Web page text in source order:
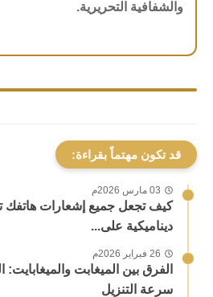
والشفافية التحريرية.
قد تكون مهتماً بقراءة:
03 مارس 2026م
كيف تجعل جميع إشعارات هاتفك
ديناميكية على...
26 فبراير 2026م
الفرق بين الميغابت
سرعة التنزيل